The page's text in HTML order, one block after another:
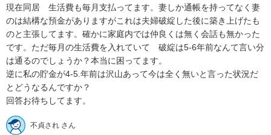
現在同居　生活費も毎月支払ってます。妻しか通帳を持ってなく妻
のは結構な預金がありますがこれは夫婦破綻した後に築き上げたも
のと主張してます。確かに家庭内では仲良くは無く会話も無かった
です。ただ毎月の生活費を入れていて　破綻は5-6年前なんて言い分
は通るのでしょうか？本当に困ってます。
逆に私の貯金が4-5.年前は沢山あって今は全く無いと言った状況だ
とどうなるんですか？
回答お待ちしてます。
不貞され さん